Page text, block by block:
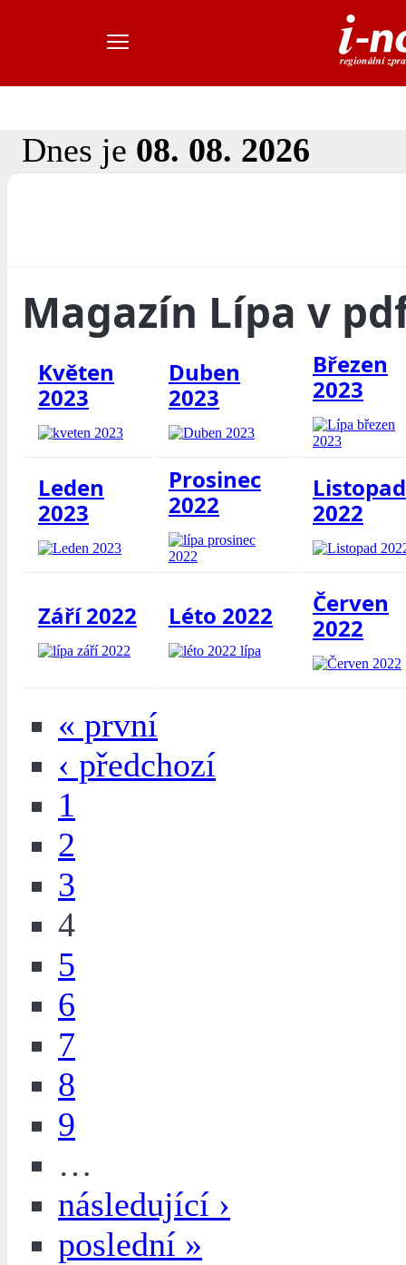
Dnes je 08. 08. 2026
Magazín Lípa v
Květen
2023
Duben
2023
Březen
2023
Leden
2023
Prosinec
2022
Listopad
2022
Září 2022 Léto 2022
Červen
2022
« první
‹ předchozí
1
2
3
4
5
6
7
8
9
…
následující ›
poslední »